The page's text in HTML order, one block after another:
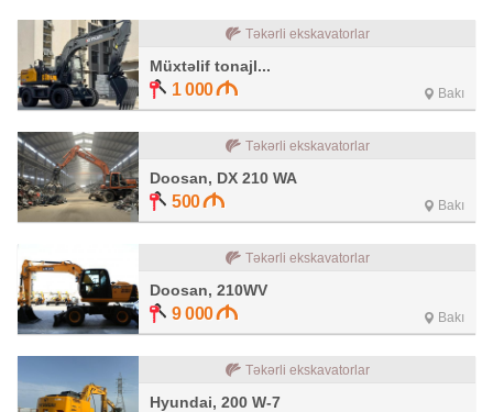
Təkərli ekskavatorlar
Müxtəlif tonajl...
1 000 Bakı
Təkərli ekskavatorlar
Doosan, DX 210 WA
500 Bakı
Təkərli ekskavatorlar
Doosan, 210WV
9 000 Bakı
Təkərli ekskavatorlar
Hyundai, 200 W-7